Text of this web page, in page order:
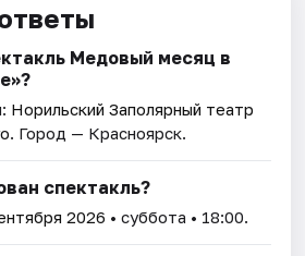
Медовый месяц в
Норильский Заполярный театр
. Город — Красноярск.
спектакль?
2026 • суббота • 18:00.